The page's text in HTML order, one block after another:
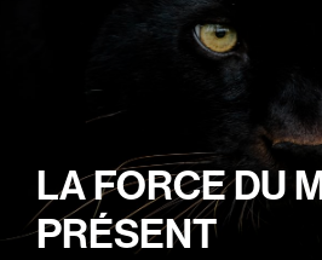
LA FORCE DU
PRÉSENT